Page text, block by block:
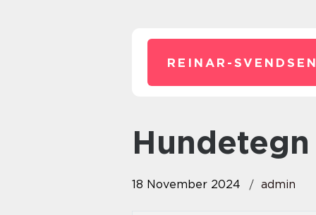
REINAR-
Hundetegn
18 November 2024 admin